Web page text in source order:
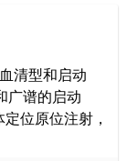
清型和启动
广谱的启动
位原位注射，